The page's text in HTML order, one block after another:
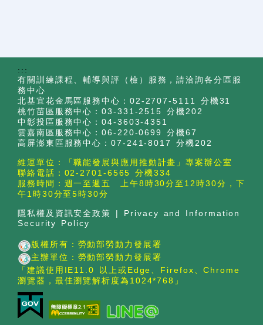
:::
有關訓練課程、輔導與評（檢）服務，請洽詢各分區服
務中心
北基宜花金馬區服務中心：02-2707-5111 分機31
桃竹苗區服務中心：03-331-2515 分機202
中彰投區服務中心：04-3603-4351
雲嘉南區服務中心：06-220-0699 分機67
高屏澎東區服務中心：07-241-8017 分機202
維運單位：「職能發展與應用推動計畫」專案辦公室
聯絡電話：02-2701-6565 分機334
服務時間：週一至週五 上午8時30分至12時30分，下
午1時30分至5時30分
隱私權及資訊安全政策
Privacy and Information
Security Policy
版權所有：勞動部勞動力發展署
主辦單位：勞動部勞動力發展署
「建議使用IE11.0 以上或Edge、Firefox、Chrome
瀏覽器，最佳瀏覽解析度為1024*768」